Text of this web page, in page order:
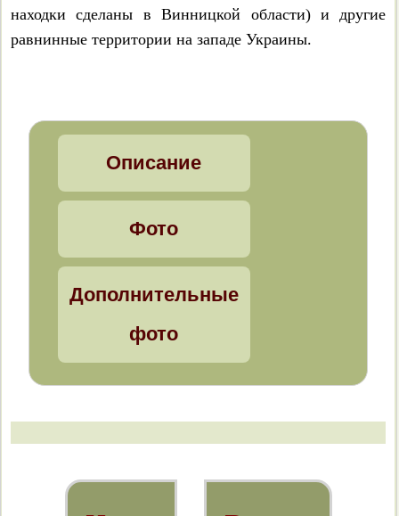
На что обращать внимание,
определяя слизней
Limacus maculatus
Limacus flavus
Lehmannia marginata
Malacolimax tenellus
Bielzia coerulans
Семейство полевых
слизней – Agriolimacidae
находки сделаны в Винницкой области) и другие
равнинные территории на западе Украины.
Описание
Фото
Дополнительные
фото